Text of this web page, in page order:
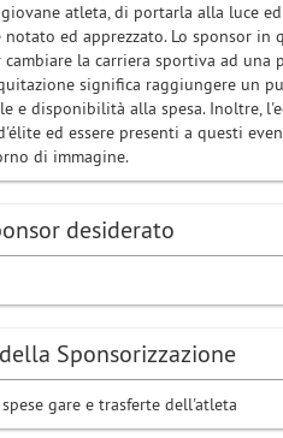
atleta, di portarla alla luce
notato ed apprezzato. Lo sponsor in
la carriera sportiva ad una
significa raggiungere un
e disponibilità alla spesa. Inoltre,
ed essere presenti a questi
di immagine.
desiderato
Sponsorizzazione
gare e trasferte dell'atleta